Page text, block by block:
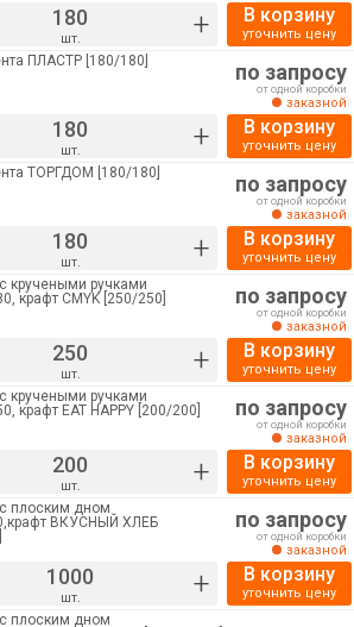
шт. + В корзину
уточнить цену
ПЛАСТР [180/180]
шт. +
по запросу
от одной коробки
заказной
В корзину
уточнить цену
ТОРГДОМ [180/180]
шт. +
по запросу
от одной коробки
заказной
В корзину
уточнить цену
кручеными ручками
крафт CMYK [250/250]
шт. +
по запросу
от одной коробки
заказной
В корзину
уточнить цену
кручеными ручками
крафт EAT HAPPY [200/200]
шт. +
по запросу
от одной коробки
заказной
В корзину
уточнить цену
плоским дном
ВКУСНЫЙ ХЛЕБ
шт. +
по запросу
от одной коробки
заказной
В корзину
уточнить цену
плоским дном